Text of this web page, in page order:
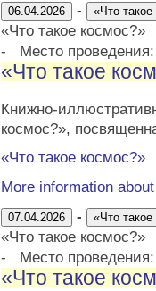
06.04.2026 - «Что
«Что такое космос?»
-
Место
«Что такое
Книжно-
космос?»,
«Что такое космос?»
More information
07.04.2026 - «Что
«Что такое космос?»
-
Место
«Что такое